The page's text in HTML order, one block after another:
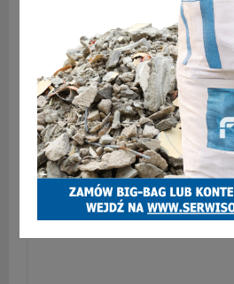
Dlaczego zabrzańscy
władza ma na to swoje
SKOMENTUJ